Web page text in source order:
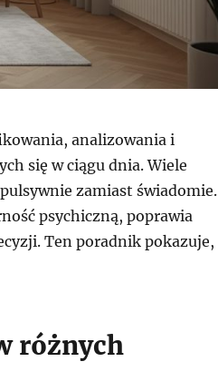
analizowania i
się w ciągu dnia. Wiele
zamiast świadomie.
psychiczną, poprawia
Ten poradnik pokazuje,
różnych